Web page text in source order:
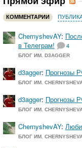
КОММЕНТАРИИ
ChernyshevAY:
в Телеграм!
4
БЛОГ ИМ. D3AGGER
d3agger: Прогнозы
БЛОГ ИМ.
d3agger: Прогнозы
БЛОГ ИМ.
ChernyshevAY:
БЛОГ ИМ.